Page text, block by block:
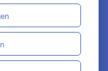
Beheer